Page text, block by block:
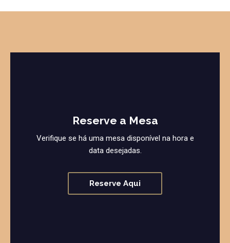
Reserve a Mesa
Verifique se há uma mesa disponível na hora e
data desejadas.
Reserve Aqui